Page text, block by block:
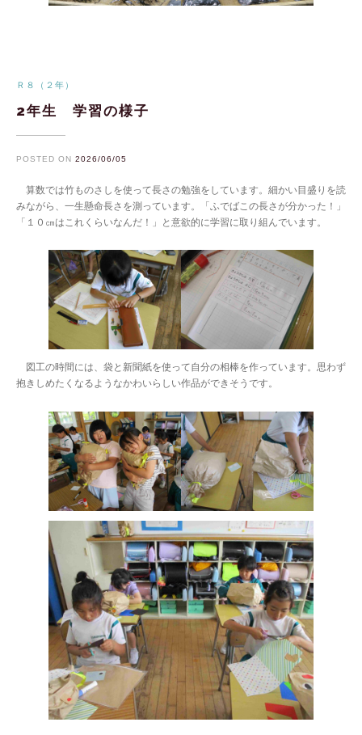
Ｒ８（２年）
2年生 学習の様子
POSTED ON 2026/06/05
算数では竹ものさしを使って長さの勉強をしています。細かい目盛りを読
みながら、一生懸命長さを測っています。「ふでばこの長さが分かった！」
「１０㎝はこれくらいなんだ！」と意欲的に学習に取り組んでいます。
図工の時間には、袋と新聞紙を使って自分の相棒を作っています。思わず
抱きしめたくなるようなかわいらしい作品ができそうです。